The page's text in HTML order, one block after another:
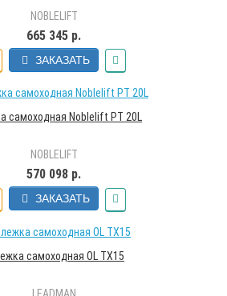
NOBLELIFT
665 345 р.
ЗАКАЗАТЬ
самоходная Noblelift PT 20L
NOBLELIFT
570 098 р.
ЗАКАЗАТЬ
самоходная OL TX15